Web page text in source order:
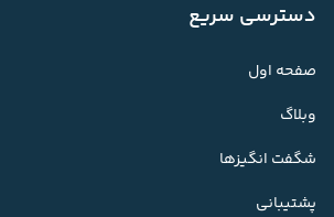
دسترسی سریع
صفحه اول
وبلاگ
شگفت انگیزها
پشتیبانی